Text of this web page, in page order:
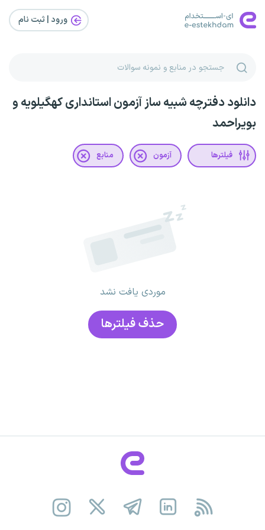
ورود | ثبت‌ نام
دانلود دفترچه شبیه ساز آزمون استانداری کهگیلویه و
بویراحمد
فیلترها آزمون منابع
موردی یافت نشد
حذف فیلتر‌ها